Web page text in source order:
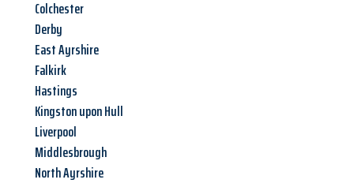
Colchester
Derby
East Ayrshire
Falkirk
Hastings
Kingston upon Hull
Liverpool
Middlesbrough
North Ayrshire